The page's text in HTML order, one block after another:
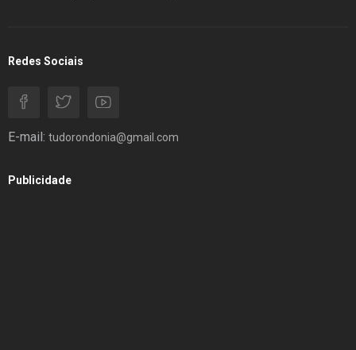
Redes Sociais
E-mail: tudorondonia@gmail.com
Publicidade